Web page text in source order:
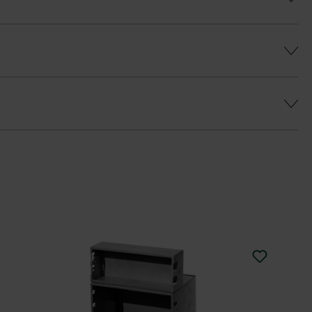
odtieňom je k dispozícii vrchná
DP30 (paralelná dodávka je
farebný efekt a predišlo sa farebným